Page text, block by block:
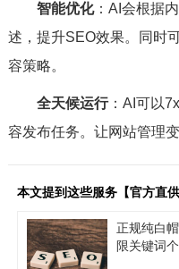
智能优化：AI会根据
述，提升SEO效果。同时
容策略。
全天候运行：AI可以
容发布任务。让网站管理
本文提到这些服务【官方直
正规纯白
限关键词